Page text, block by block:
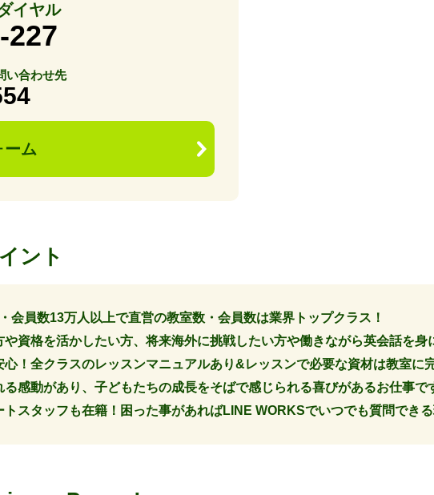
イヤル
227
い合わせ先
ーム
ント
会員数13万人以上で直営の教室数・会員数は業界トップクラス！
や資格を活かしたい方、将来海外に挑戦したい方や働きながら英会話を身
心！全クラスのレッスンマニュアルあり&レッスンで必要な資材は教室に
る感動があり、子どもたちの成長をそばで感じられる喜びがあるお仕事で
トスタッフも在籍！困った事があればLINE WORKSでいつでも質問でき